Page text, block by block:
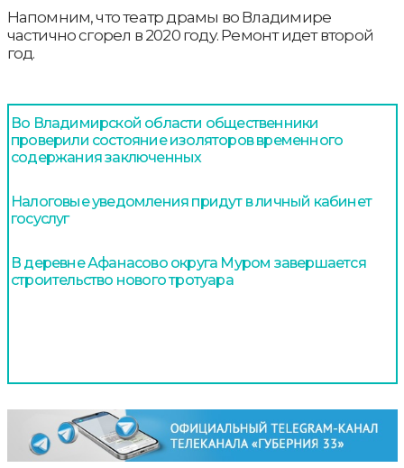
Напомним, что театр драмы во Владимире
частично сгорел в 2020 году. Ремонт идет второй
год.
Во Владимирской области общественники
проверили состояние изоляторов временного
содержания заключенных
Налоговые уведомления придут в личный кабинет
госуслуг
В деревне Афанасово округа Муром завершается
строительство нового тротуара